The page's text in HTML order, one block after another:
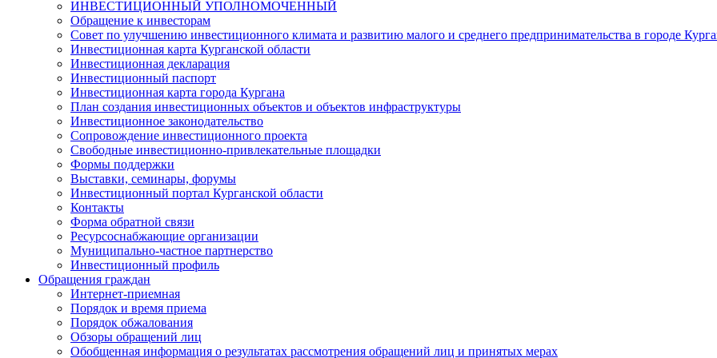
ИНВЕСТИЦИОННЫЙ УПОЛНОМОЧЕННЫЙ
Обращение к инвесторам
Совет по улучшению инвестиционного климата и развитию малого и среднего предпринимательства в городе
Инвестиционная карта Курганской области
Инвестиционная декларация
Инвестиционный паспорт
Инвестиционная карта города Кургана
План создания инвестиционных объектов и объектов инфраструктуры
Инвестиционное законодательство
Сопровождение инвестиционного проекта
Свободные инвестиционно-привлекательные площадки
Формы поддержки
Выставки, семинары, форумы
Инвестиционный портал Курганской области
Контакты
Форма обратной связи
Ресурсоснабжающие организации
Муниципально-частное партнерство
Инвестиционный профиль
Обращения граждан
Интернет-приемная
Порядок и время приема
Порядок обжалования
Обзоры обращений лиц
Обобщенная информация о результатах рассмотрения обращений лиц и принятых мерах